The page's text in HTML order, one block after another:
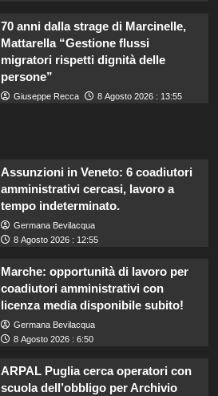
70 anni dalla strage di Marcinelle,
Mattarella “Gestione flussi
migratori rispetti dignità delle
persone”
Giuseppe Recca 8 Agosto 2026 : 13:55
Assunzioni in Veneto: 6 coadiutori
amministrativi cercasi, lavoro a
tempo indeterminato.
Germana Bevilacqua
8 Agosto 2026 : 12:55
Marche: opportunità di lavoro per
coadiutori amministrativi con
licenza media disponibile subito!
Germana Bevilacqua
8 Agosto 2026 : 6:50
ARPAL Puglia cerca operatori con
scuola dell’obbligo per Archivio